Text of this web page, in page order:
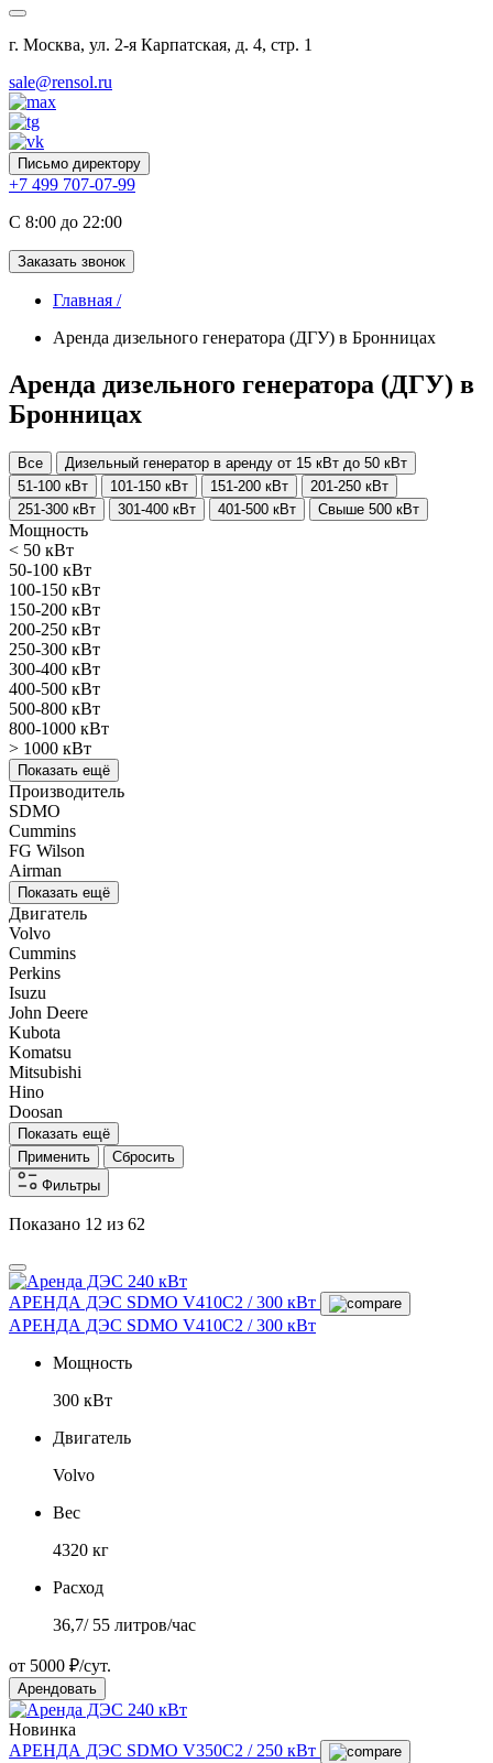
г. Москва, ул. 2-я Карпатская, д. 4, стр. 1
sale@rensol.ru
Письмо директору
+7 499 707-07-99
C 8:00 до 22:00
Заказать звонок
Главная /
Аренда дизельного генератора (ДГУ) в Бронницах
Аренда дизельного генератора (ДГУ) в
Бронницах
Все
Дизельный генератор в аренду от 15 кВт до 50 кВт
51-100 кВт
101-150 кВт 151-200 кВт
201-250 кВт
251-300 кВт
301-400 кВт 401-500 кВт Свыше 500 кВт
Мощность
< 50 кВт
50-100 кВт
100-150 кВт
150-200 кВт
200-250 кВт
250-300 кВт
300-400 кВт
400-500 кВт
500-800 кВт
800-1000 кВт
> 1000 кВт
Показать ещё
Производитель
SDMO
Cummins
FG Wilson
Airman
Показать ещё
Двигатель
Volvo
Cummins
Perkins
Isuzu
John Deere
Kubota
Komatsu
Mitsubishi
Hino
Doosan
Показать ещё
Применить
Сбросить
Фильтры
Показано 12 из 62
АРЕНДА ДЭС SDMO V410C2 / 300 кВт
АРЕНДА ДЭС SDMO V410C2 / 300 кВт
Мощность
300 кВт
Двигатель
Volvo
Вес
4320 кг
Расход
36,7/ 55 литров/час
от 5000 ₽/сут.
Арендовать
Новинка
АРЕНДА ДЭС SDMO V350C2 / 250 кВт